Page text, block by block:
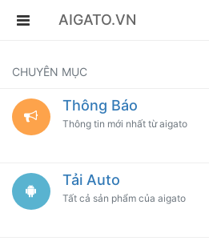
AIGATO.VN
CHUYÊN MỤC
Thông Báo
Thông tin mới nhất từ aigato
Tải Auto
Tất cả sản phẩm của aigato